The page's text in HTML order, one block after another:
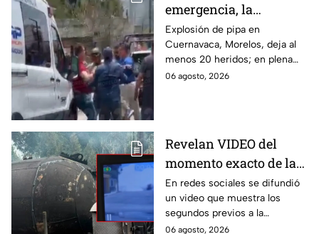
emergencia, la
desesperación y el
llanto de un niño;
adultos desatan pelea
tras explosión de pipa
Explosión de pipa en
Cuernavaca, Morelos, deja al
menos 20 heridos; en plena
emergencia, dos hombres
06 agosto, 2026
Revelan VIDEO del
momento exacto de la
explosión de pipa de
gas en Cuernavaca,
Morelos
En redes sociales se difundió
un video que muestra los
segundos previos a la
explosión de una pipa de gas
06 agosto, 2026